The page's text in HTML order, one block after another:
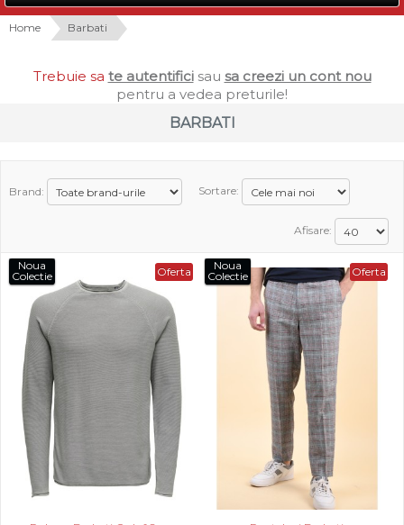
FEMEI
INCALTAMINTE DAMA
COLECTIA NOUA
INFORMATII
CONTACT
Home Barbati
Trebuie sa te autentificisau sa creezi un cont nou
pentru a vedea preturile!
BARBATI
Brand: Sortare:
Afisare:
Oferta
Noua
Colectie
Oferta
Noua
Colectie